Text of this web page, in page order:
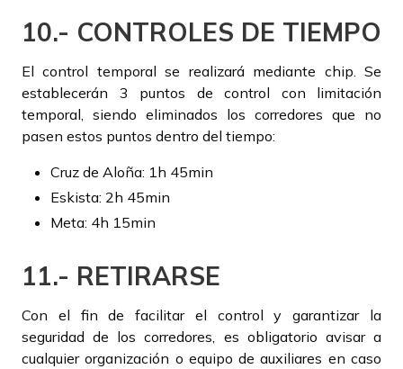
10.- CONTROLES DE TIEMPO
El control temporal se realizará mediante chip. Se
establecerán 3 puntos de control con limitación
temporal, siendo eliminados los corredores que no
pasen estos puntos dentro del tiempo:
Cruz de Aloña: 1h 45min
Eskista: 2h 45min
Meta: 4h 15min
11.- RETIRARSE
Con el fin de facilitar el control y garantizar la
seguridad de los corredores, es obligatorio avisar a
cualquier organización o equipo de auxiliares en caso